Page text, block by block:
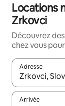
Locations
Zrkovci
Découvrez
chez vous
Adresse
Lorsque les
Arrivée